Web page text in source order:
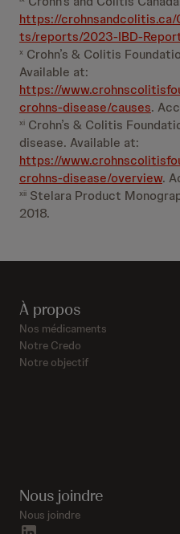
https://crohnsandcolitis.ca/
ts/reports/2023-IBD-
x Crohn’s & Colitis
Available at:
https://
crohns-disease/causes.
xi Crohn’s & Colitis
disease. Available at:
https://
crohns-disease/overview.
xii Stelara Product
2018.
À propos
Nos médicaments
Notre Credo
Notre objectif
Nous joindre
Nous joindre